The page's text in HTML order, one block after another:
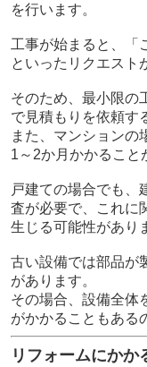
を行います。
工事が始まると、「
といったリクエスト
そのため、最小限の
で見積もりを依頼す
また、マンションの
1～2か月かかること
戸建ての場合でも、
査が必要で、これに
生じる可能性があり
古い設備では部品が
があります。
その場合、設備全体
がかかることもある
リフォームにかか